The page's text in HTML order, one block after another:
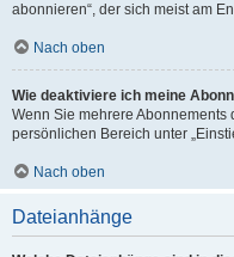
abonnieren“, der sich meist am
Nach oben
Wie deaktiviere ich meine
Wenn Sie mehrere
persönlichen Bereich unter
Nach oben
Dateianhänge